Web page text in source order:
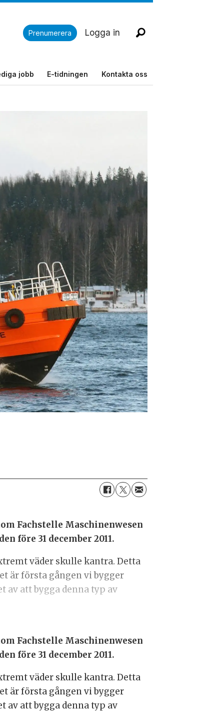
Prenumerera Logga in
jobb E-tidningen Kontakta oss
Fachstelle Maschinenwesen
före 31 december 2011.
väder skulle kantra. Detta
är första gången vi bygger
av att bygga denna typ av
Fachstelle Maschinenwesen
före 31 december 2011.
väder skulle kantra. Detta
är första gången vi bygger
av att bygga denna typ av